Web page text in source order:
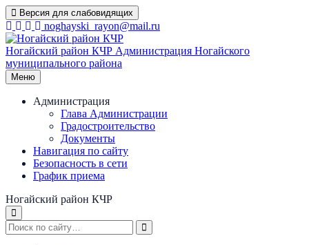
Перейти
к
содержимому
Версия для слабовидящих
noghayski_rayon@mail.ru
Ногайский район КЧР Администрация Ногайского
муниципального района
Меню
Администрация
Глава Администрации
Градостроительство
Документы
Навигация по сайту
Безопасность в сети
График приема
Ногайский район КЧР